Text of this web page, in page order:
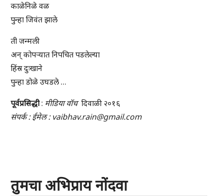
काळेनिळे वळ
पुन्हा जिवंत झाले
ती जन्मली
अन् कोपऱ्यात निपचित पडलेल्या
हिंस्र दुःखाने
पुन्हा डोळे उघडले …
पूर्वप्रसिद्धी: मीडिया वॉचदिवाळी २०१६
संपर्क : ईमेल : vaibhav.rain@gmail.com
तुमचा अभिप्राय नोंदवा